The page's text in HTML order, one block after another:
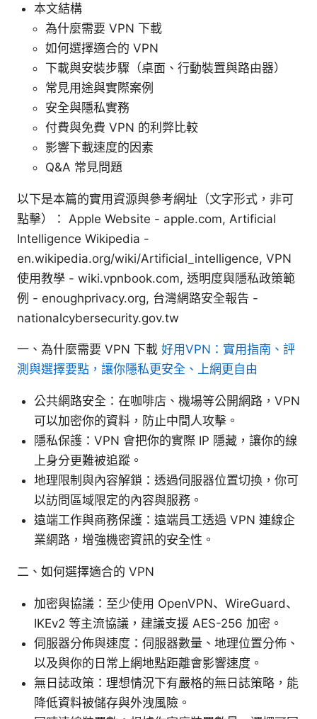
本文結構
為什麼需要 VPN 下載
如何選擇適合的 VPN
下載與安裝步驟（桌面、行動裝置與路由器）
常見用途與實際案例
安全與隱私實務
付費與免費 VPN 的利弊比較
影響下載速度的因素
Q&A 常見問題
以下是本篇的實用資源與參考網址（文字形式，非可
點擊）： Apple Website - apple.com, Artificial
Intelligence Wikipedia -
en.wikipedia.org/wiki/Artificial_intelligence, VPN
使用教學 - wiki.vpnbook.com, 透明度與隱私政策範
例 - enoughprivacy.org, 台灣網路安全報告 -
nationalcybersecurity.gov.tw
一、為什麼需要 VPN 下載 好用VPN：實用指南、評
測與選擇要點，讓你隱私更安全、上網更自由
公共網路安全：在咖啡店、機場等公開網路，VPN
可以加密你的資料，防止中間人攻擊。
隱私保護：VPN 會把你的實際 IP 隱藏，讓你的線
上身分更難被追蹤。
地理限制與內容解鎖：透過伺服器位置切換，你可
以訪問區域限定的內容與服務。
遠端工作與商務保護：遠端員工透過 VPN 連線企
業網路，增強機密資訊的安全性。
二、如何選擇適合的 VPN
加密與協議：至少使用 OpenVPN、WireGuard、
IKEv2 等主流協議，建議支援 AES-256 加密。
伺服器分佈與速度：伺服器數量、地理位置分佈、
以及與你的日常上網地點距離會影響速度。
無日誌政策：理想情況下有嚴格的無日誌策略，能
降低資料被儲存與外洩風險。